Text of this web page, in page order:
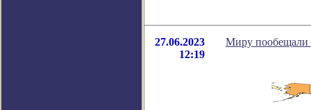
27.06.2023
12:19
Миру пообещали